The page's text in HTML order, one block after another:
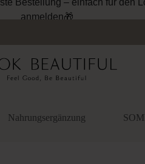
Bestellung – einfach für den
anmelden🎁
Nahrungsergänzung